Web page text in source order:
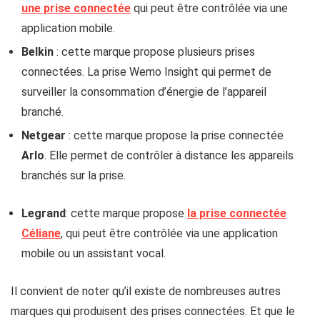
une prise connectée qui peut être contrôlée via une
application mobile.
Belkin : cette marque propose plusieurs prises
connectées. La prise Wemo Insight qui permet de
surveiller la consommation d’énergie de l’appareil
branché.
Netgear : cette marque propose la prise connectée
Arlo. Elle permet de contrôler à distance les appareils
branchés sur la prise.
Legrand: cette marque propose la prise connectée
Céliane, qui peut être contrôlée via une application
mobile ou un assistant vocal.
Il convient de noter qu’il existe de nombreuses autres
marques qui produisent des prises connectées. Et que le